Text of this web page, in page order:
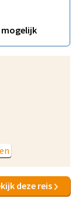
deze reis